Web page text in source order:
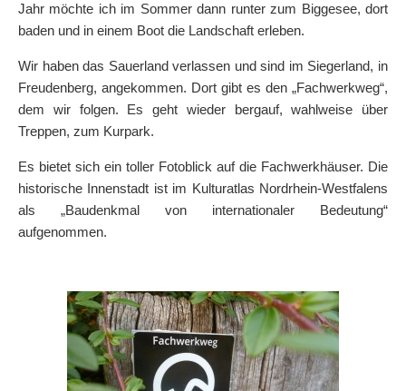
Jahr möchte ich im Sommer dann runter zum Biggesee, dort
baden und in einem Boot die Landschaft erleben.
Wir haben das Sauerland verlassen und sind im Siegerland, in
Freudenberg, angekommen. Dort gibt es den „Fachwerkweg“,
dem wir folgen. Es geht wieder bergauf, wahlweise über
Treppen, zum Kurpark.
Es bietet sich ein toller Fotoblick auf die Fachwerkhäuser. Die
historische Innenstadt ist im Kulturatlas Nordrhein-Westfalens
als „Baudenkmal von internationaler Bedeutung“
aufgenommen.